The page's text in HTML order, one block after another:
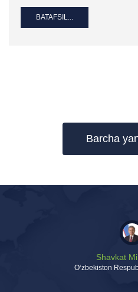
BATAFSIL...
Barcha
Shavkat
Oʻzbekiston